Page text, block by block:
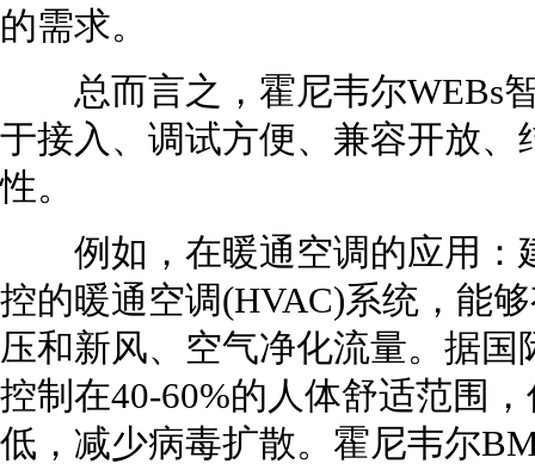
的需求。
总而言之，霍尼韦尔WEBs
于接入、调试方便、兼容开放
性。
例如，在暖通空调的应用：
控的暖通空调(HVAC)系统，能
压和新风、空气净化流量。据
控制在40-60%的人体舒适范围
低，减少病毒扩散。霍尼韦尔